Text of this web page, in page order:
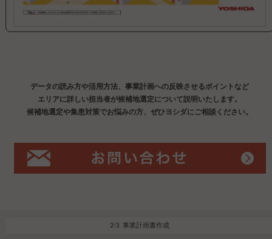
データの読み方や活用方法、事業計画への反映させるポイントなど
エリアに詳しい担当者が候補地選定について説明いたします。
候補地選定や集患対策でお悩みの方、ぜひヨシダにご相談ください。
2-3. 事業計画書作成